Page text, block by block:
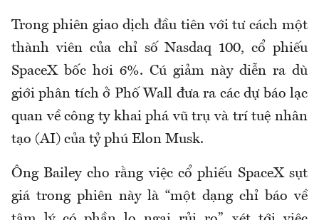
Trong phiên giao dịch đầu tiên với tư cách một
thành viên của chỉ số Nasdaq 100, cổ phiếu
SpaceX bốc hơi 6%. Cú giảm này diễn ra dù
giới phân tích ở Phố Wall đưa ra các dự báo lạc
quan về công ty khai phá vũ trụ và trí tuệ nhân
tạo (AI) của tỷ phú Elon Musk.
Ông Bailey cho rằng việc cổ phiếu SpaceX sụt
giá trong phiên này là “một dạng chỉ báo về